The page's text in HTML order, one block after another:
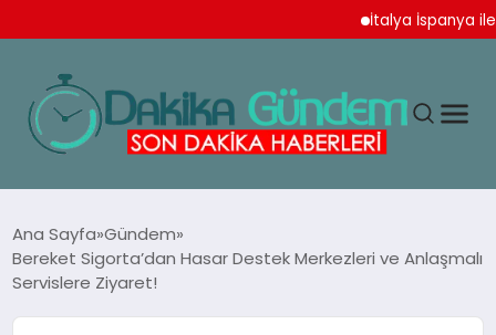
İtalya İspanya ile
TEKNOLOJI
Ana Sayfa Gündem
Bereket Sigorta’dan Hasar Destek Merkezleri ve Anlaşmalı
Servislere Ziyaret!